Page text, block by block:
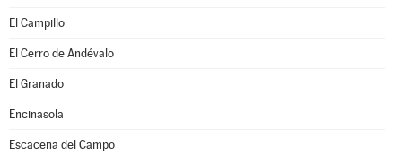
El Campillo
El Cerro de Andévalo
El Granado
Encinasola
Escacena del Campo